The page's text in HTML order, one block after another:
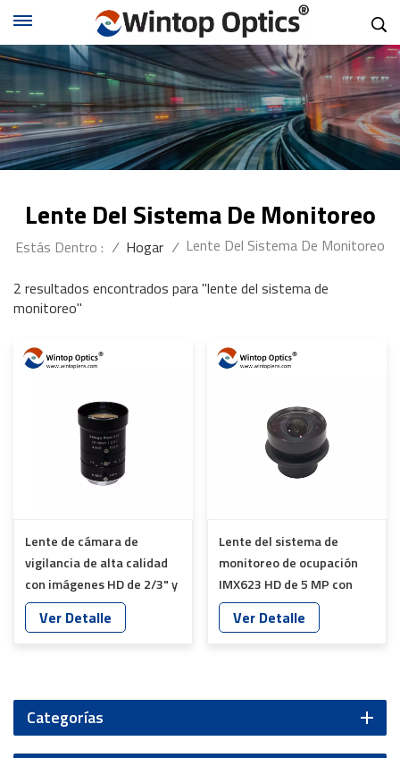
Lente Del Sistema De Monitoreo
Estás Dentro : / Hogar / Lente Del Sistema De Monitoreo
2 resultados encontrados para "lente del sistema de
monitoreo"
Lente de cámara de
vigilancia de alta calidad
con imágenes HD de 2/3" y
3 megapíxeles YT-4875
Ver Detalle
Lente del sistema de
monitoreo de ocupación
IMX623 HD de 5 MP con
filtro IR de 940 nm YT-
7600-K4
Ver Detalle
Categorías